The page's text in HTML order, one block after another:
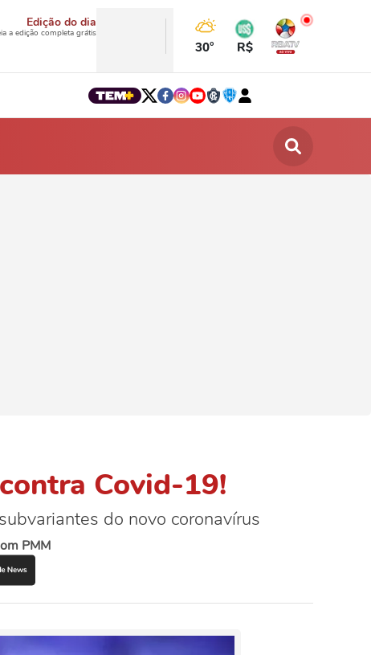
Edição do dia
a edição completa grátis
30° R$
Covid-19!
do novo coronavírus
PMM